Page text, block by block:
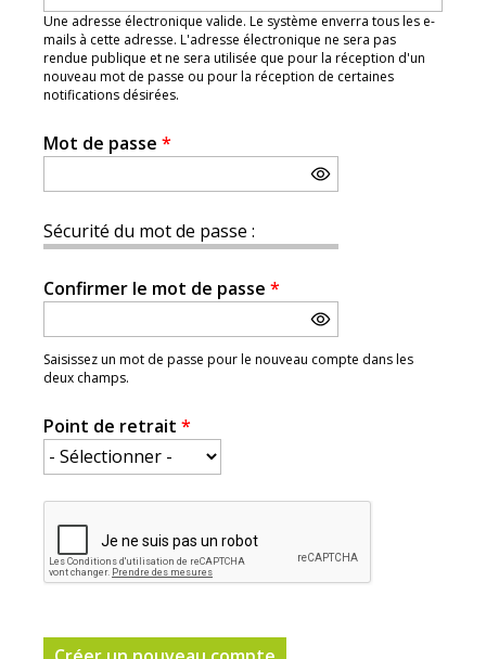
Une adresse électronique valide. Le système enverra tous les e-
mails à cette adresse. L'adresse électronique ne sera pas
rendue publique et ne sera utilisée que pour la réception d'un
nouveau mot de passe ou pour la réception de certaines
notifications désirées.
Mot de passe *
Sécurité du mot de passe :
Confirmer le mot de passe *
Saisissez un mot de passe pour le nouveau compte dans les
deux champs.
Point de retrait *